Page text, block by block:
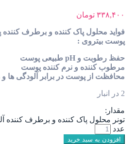
۳۳۸,۴۰۰ تومان
فواید محلول پاک کننده و برطرف کننده
پوست بیتروی :
حفظ رطوبت و pH طبیعی پوست
مرطوب کننده و نرم کننده پوست
محافظت از پوست در برابر آلودگی ها و
2 در انبار
مقدار:
تونر محلول پاک کننده و برطرف کننده
عدد
افزودن به سبد خرید